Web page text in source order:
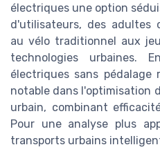
électriques une option
d'utilisateurs, des adultes
au vélo traditionnel aux
technologies urbaines.
électriques sans pédalage
notable dans l'optimisation
urbain, combinant
Pour une analyse plus
transports urbains